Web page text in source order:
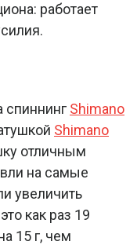
работает
спиннинг Shimano
Shimano
отличным
на самые
увеличить
как раз 19
15 г, чем